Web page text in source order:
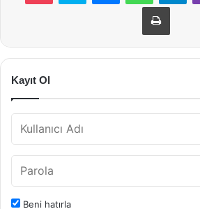
Yazdır
Kayıt Ol
Beni hatırla